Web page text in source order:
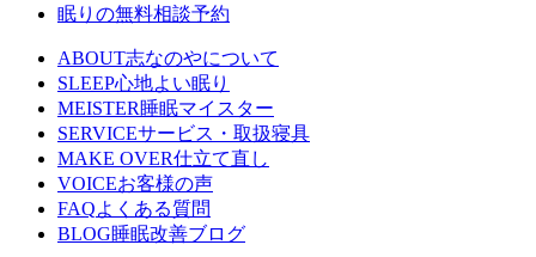
眠りの無料相談予約
ABOUT志なのやについて
SLEEP心地よい眠り
MEISTER睡眠マイスター
SERVICEサービス・取扱寝具
MAKE OVER仕立て直し
VOICEお客様の声
FAQよくある質問
BLOG睡眠改善ブログ